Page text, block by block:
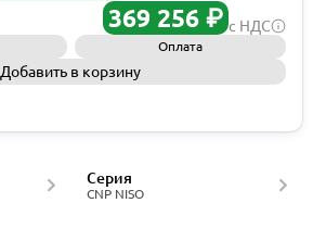
369 256 ₽ с НДС
Оплата
Добавить в корзину
CNP NISO
Серия